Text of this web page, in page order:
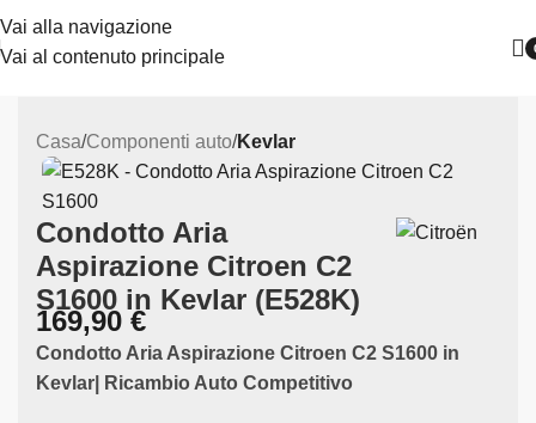
Vai alla navigazione
Vai al contenuto principale
Casa Componenti auto Kevlar
Condotto Aria
Aspirazione Citroen C2
S1600 in Kevlar (E528K)
169,90 €
Condotto Aria Aspirazione Citroen C2 S1600 in
Kevlar| Ricambio Auto Competitivo